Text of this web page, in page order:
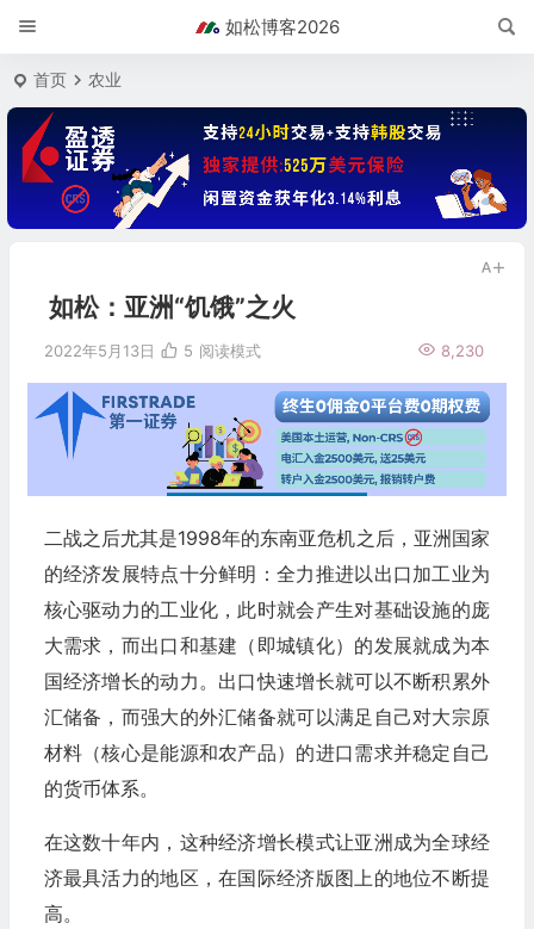
如松博客2026
首页 农业
如松：亚洲“饥饿”之火
2022年5月13日 8,230
5 阅读模式
二战之后尤其是1998年的东南亚危机之后，亚洲国家
的经济发展特点十分鲜明：全力推进以出口加工业为
核心驱动力的工业化，此时就会产生对基础设施的庞
大需求，而出口和基建（即城镇化）的发展就成为本
国经济增长的动力。出口快速增长就可以不断积累外
汇储备，而强大的外汇储备就可以满足自己对大宗原
材料（核心是能源和农产品）的进口需求并稳定自己
的货币体系。
在这数十年内，这种经济增长模式让亚洲成为全球经
济最具活力的地区，在国际经济版图上的地位不断提
高。